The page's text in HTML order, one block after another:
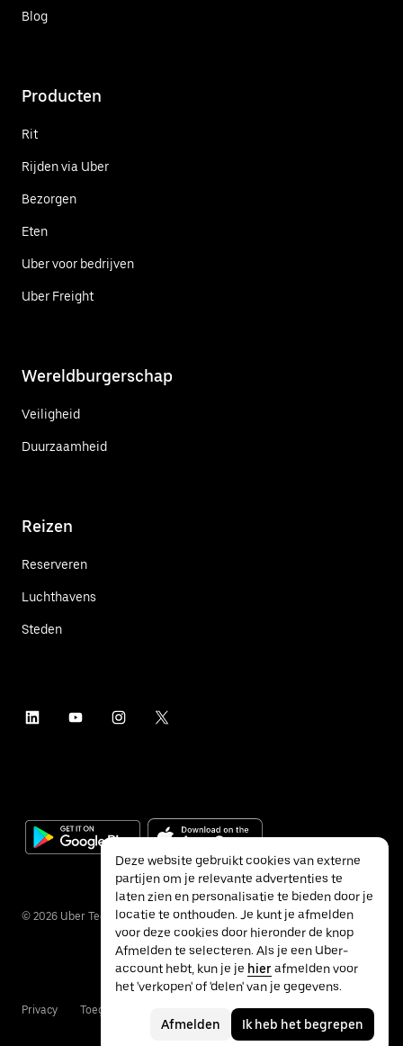
Blog
Producten
Rit
Rijden via Uber
Bezorgen
Eten
Uber voor bedrijven
Uber Freight
Wereldburgerschap
Veiligheid
Duurzaamheid
Reizen
Reserveren
Luchthavens
Steden
© 2026 Uber Technologies Inc.
Privacy Toegankelijkheid Voorwaarden
Deze website gebruikt cookies van externe
partijen om je relevante advertenties te
laten zien en personalisatie te bieden door je
locatie te onthouden. Je kunt je afmelden
voor deze cookies door hieronder de knop
Afmelden te selecteren. Als je een Uber-
account hebt, kun je je hierafmelden voor
het 'verkopen' of 'delen' van je gegevens.
Afmelden Ik heb het begrepen